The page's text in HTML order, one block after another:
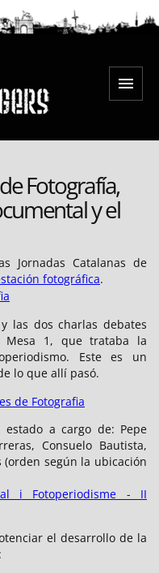
Menú
Fotografía,
y el
Jornadas Catalanas de
fotográfica.
las dos charlas debates
Mesa 1, que trataba la
Este es un
lo que allí pasó.
a cargo de: Pepe
Consuelo Bautista,
(orden según la ubicación
el desarrollo de la